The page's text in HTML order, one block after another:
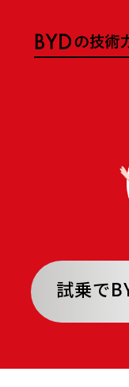
試乗で